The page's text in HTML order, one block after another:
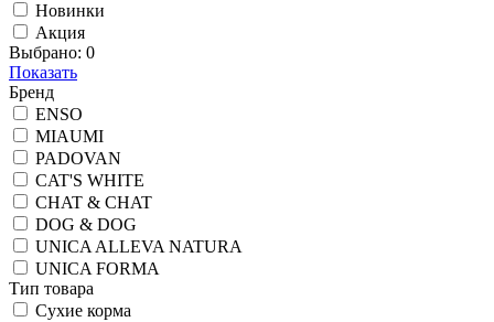
Новинки
Акция
Выбрано: 0
Показать
Бренд
ENSO
MIAUMI
PADOVAN
CAT'S WHITE
CHAT & CHAT
DOG & DOG
UNICA ALLEVA NATURA
UNICA FORMA
Тип товара
Сухие корма